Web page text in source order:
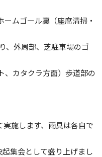
ゴール裏（座席清掃・
周部、芝駐車場のゴ
タクラ方面）歩道部の
施します、雨具は各自で
集会として盛り上げまし